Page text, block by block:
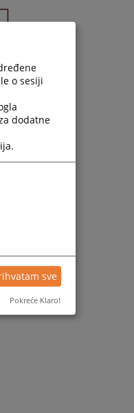
o sesiji
dodatne
sve
Pokreće Klaro!